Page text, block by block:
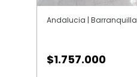
Andalucia | Barranquilla
$1.757.000